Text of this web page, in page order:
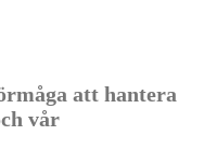
att hantera
vår